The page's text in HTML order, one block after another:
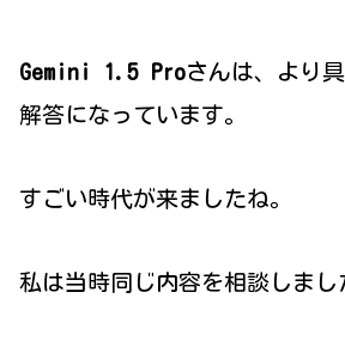
Gemini 1.5 Proさんは、より
解答になっています。
すごい時代が来ましたね。
私は当時同じ内容を相談しまし